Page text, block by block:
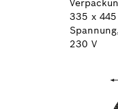
335 x
230 V